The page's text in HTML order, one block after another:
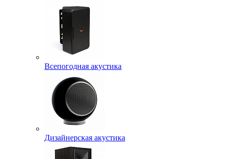
Всепогодная акустика
Дизайнерская акустика